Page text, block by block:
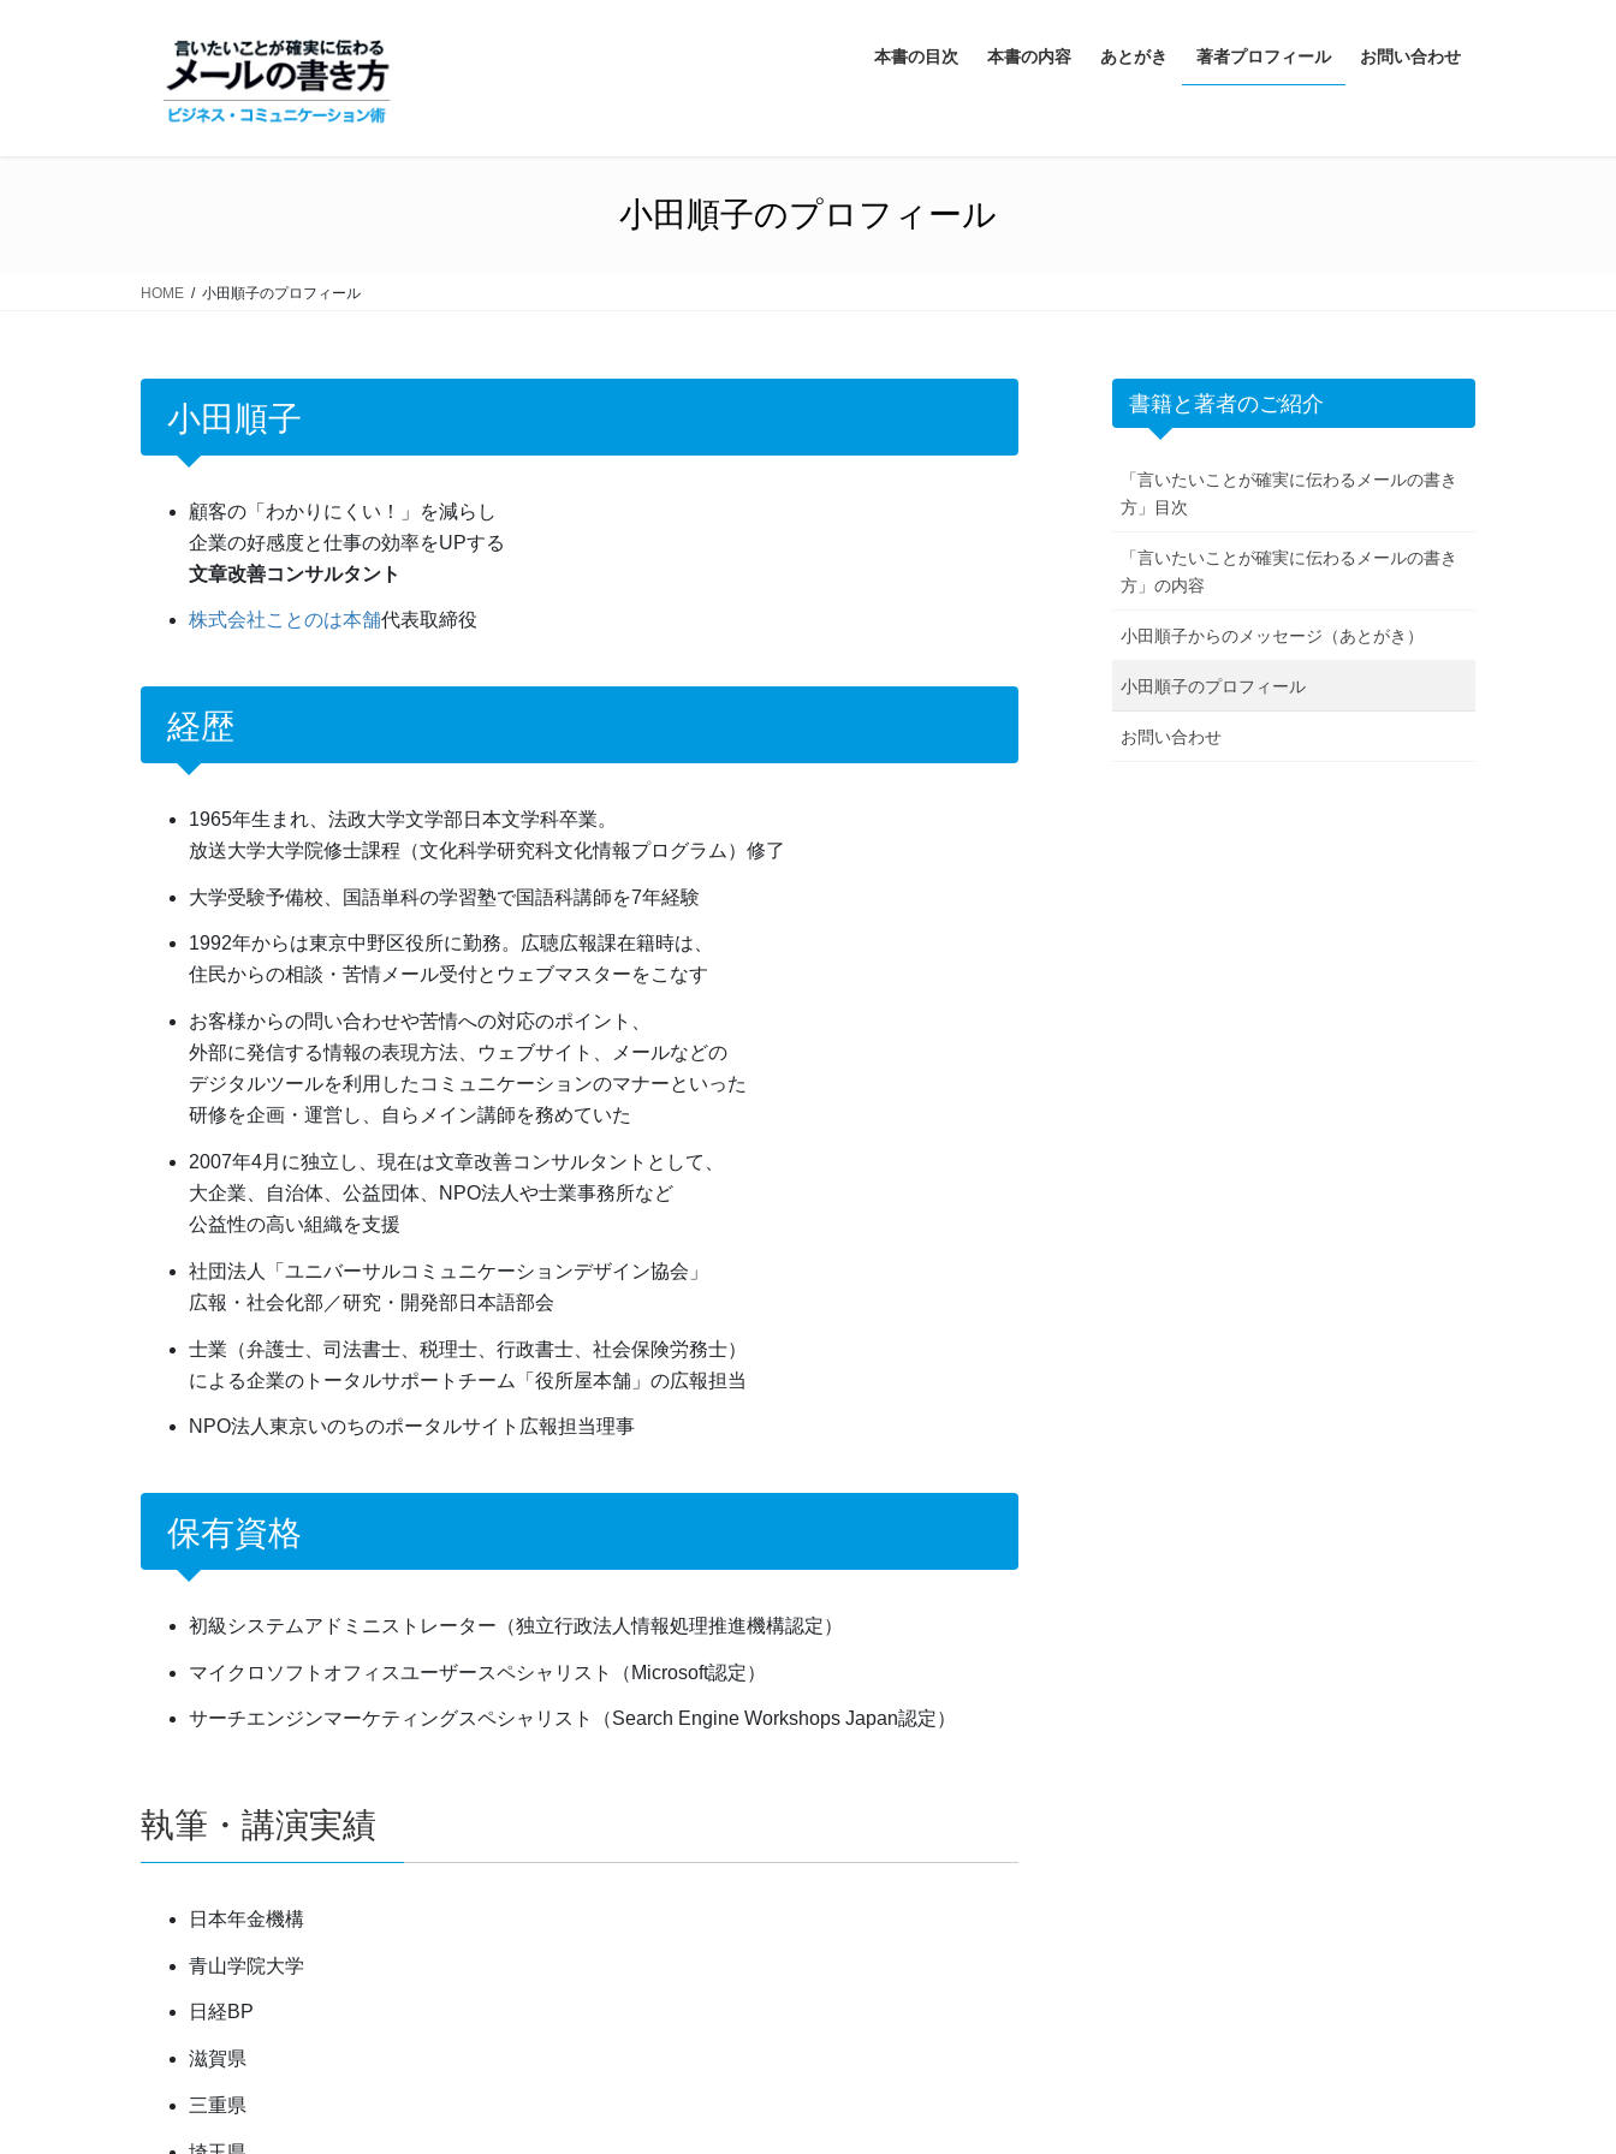
本書の目次 本書の内容 あとがき 著者プロフィール お問い合わせ
小田順子のプロフィール
HOME 小田順子のプロフィール
小田順子
顧客の「わかりにくい！」を減らし
企業の好感度と仕事の効率をUPする
文章改善コンサルタント
株式会社ことのは本舗代表取締役
経歴
1965年生まれ、法政大学文学部日本文学科卒業。
放送大学大学院修士課程（文化科学研究科文化情報プログラム）修了
大学受験予備校、国語単科の学習塾で国語科講師を7年経験
1992年からは東京中野区役所に勤務。広聴広報課在籍時は、
住民からの相談・苦情メール受付とウェブマスターをこなす
お客様からの問い合わせや苦情への対応のポイント、
外部に発信する情報の表現方法、ウェブサイト、メールなどの
デジタルツールを利用したコミュニケーションのマナーといった
研修を企画・運営し、自らメイン講師を務めていた
2007年4月に独立し、現在は文章改善コンサルタントとして、
大企業、自治体、公益団体、NPO法人や士業事務所など
公益性の高い組織を支援
社団法人「ユニバーサルコミュニケーションデザイン協会」
広報・社会化部／研究・開発部日本語部会
士業（弁護士、司法書士、税理士、行政書士、社会保険労務士）
による企業のトータルサポートチーム「役所屋本舗」の広報担当
NPO法人東京いのちのポータルサイト広報担当理事
保有資格
初級システムアドミニストレーター（独立行政法人情報処理推進機構認定）
マイクロソフトオフィスユーザースペシャリスト（Microsoft認定）
サーチエンジンマーケティングスペシャリスト（Search Engine Workshops Japan認定）
執筆・講演実績
日本年金機構
青山学院大学
日経BP
滋賀県
三重県
書籍と著者のご紹介
「言いたいことが確実に伝わるメールの書き
方」目次
「言いたいことが確実に伝わるメールの書き
方」の内容
小田順子からのメッセージ（あとがき）
小田順子のプロフィール
お問い合わせ